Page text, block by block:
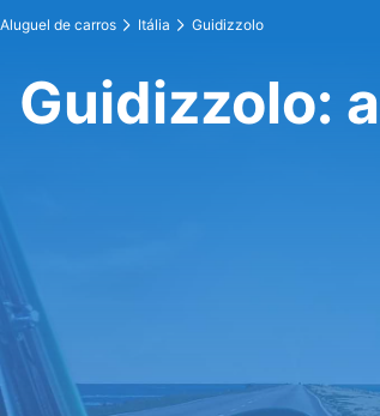
Aluguel de carros Itália Guidizzolo
Guidizzolo: